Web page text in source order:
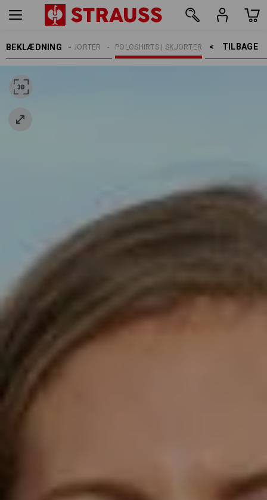
BEKLÆDNING TILBAGE    >
POLOSHIRTS | SKJORTER
PULLOVER & SKJORTER